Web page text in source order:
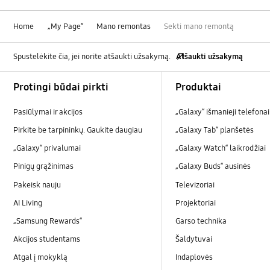
Home „My Page“ Mano remontas Sekti mano remontą
Spustelėkite čia, jei norite atšaukti užsakymą. Atšaukti užsakymą
Protingi būdai pirkti
Pasiūlymai ir akcijos
Pirkite be tarpininkų. Gaukite daugiau
„Galaxy“ privalumai
Pinigų grąžinimas
Pakeisk nauju
AI Living
„Samsung Rewards“
Akcijos studentams
Atgal į mokyklą
Produktai
„Galaxy“ išmanieji telefonai
„Galaxy Tab“ planšetės
„Galaxy Watch“ laikrodžiai
„Galaxy Buds“ ausinės
Televizoriai
Projektoriai
Garso technika
Šaldytuvai
Indaplovės